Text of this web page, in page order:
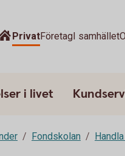
PrivatFöretagI samhället
i livet
Fondskolan